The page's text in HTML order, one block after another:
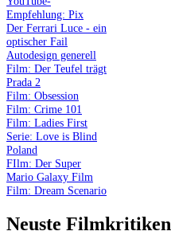
Empfehlung: Pix
Der Ferrari Luce - ein
optischer Fail
Autodesign generell
Film: Der Teufel trägt
Prada 2
Film: Obsession
Film: Crime 101
Film: Ladies First
Serie: Love is Blind
Poland
FIlm: Der Super
Mario Galaxy Film
Film: Dream Scenario
Neuste Filmkritiken